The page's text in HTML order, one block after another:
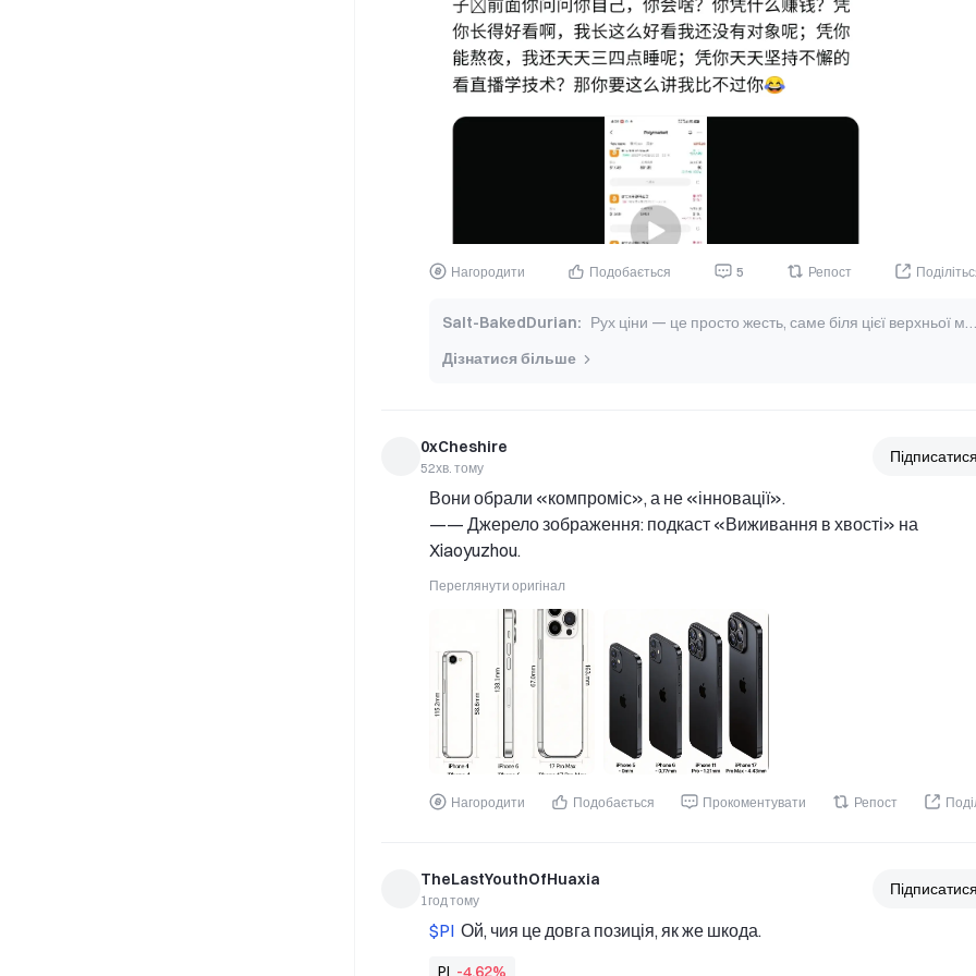
Нагородити Подобається 5 Репост
Salt-BakedDurian:
Рух ціни — це просто жесть, саме біля цієї верхньої межі тупцюємо вже 2-3 дні.
Дізнатися більше
0xCheshire
52хв. тому
Підписатися
Вони обрали «компроміс», а не «інновації».
—— Джерело зображення: подкаст «Виживання в хвості» на
Xiaoyuzhou.
Переглянути оригінал
Нагородити Подобається Прокоментувати Репост
TheLastYouthOfHuaxia
1год тому
Підписатися
$PI Ой, чия це довга позиція, як же шкода.
PI -4,62%